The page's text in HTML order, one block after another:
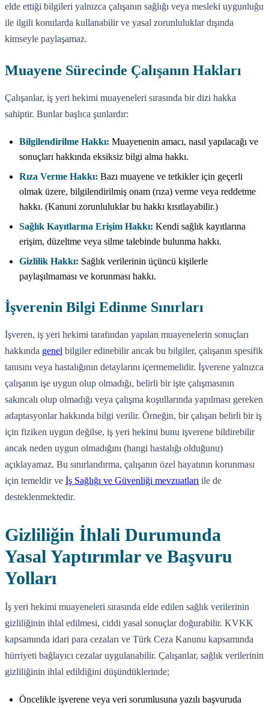
elde ettiği bilgileri yalnızca çalışanın sağlığı veya mesleki uygunluğu
ile ilgili konularda kullanabilir ve yasal zorunluluklar dışında
kimseyle paylaşamaz.
Muayene Sürecinde Çalışanın Hakları
Çalışanlar, iş yeri hekimi muayeneleri sırasında bir dizi hakka
sahiptir. Bunlar başlıca şunlardır:
Bilgilendirilme Hakkı: Muayenenin amacı, nasıl yapılacağı ve
sonuçları hakkında eksiksiz bilgi alma hakkı.
Rıza Verme Hakkı: Bazı muayene ve tetkikler için geçerli
olmak üzere, bilgilendirilmiş onam (rıza) verme veya reddetme
hakkı. (Kanuni zorunluluklar bu hakkı kısıtlayabilir.)
Sağlık Kayıtlarına Erişim Hakkı: Kendi sağlık kayıtlarına
erişim, düzeltme veya silme talebinde bulunma hakkı.
Gizlilik Hakkı: Sağlık verilerinin üçüncü kişilerle
paylaşılmaması ve korunması hakkı.
İşverenin Bilgi Edinme Sınırları
İşveren, iş yeri hekimi tarafından yapılan muayenelerin sonuçları
hakkında genel bilgiler edinebilir ancak bu bilgiler, çalışanın spesifik
tanısını veya hastalığının detaylarını içermemelidir. İşverene yalnızca
çalışanın işe uygun olup olmadığı, belirli bir işte çalışmasının
sakıncalı olup olmadığı veya çalışma koşullarında yapılması gereken
adaptasyonlar hakkında bilgi verilir. Örneğin, bir çalışan belirli bir iş
için fiziken uygun değilse, iş yeri hekimi bunu işverene bildirebilir
ancak neden uygun olmadığını (hangi hastalığı olduğunu)
açıklayamaz. Bu sınırlandırma, çalışanın özel hayatının korunması
için temeldir ve İş Sağlığı ve Güvenliği mevzuatları ile de
desteklenmektedir.
Gizliliğin İhlali Durumunda
Yasal Yaptırımlar ve Başvuru
Yolları
İş yeri hekimi muayeneleri sırasında elde edilen sağlık verilerinin
gizliliğinin ihlal edilmesi, ciddi yasal sonuçlar doğurabilir. KVKK
kapsamında idari para cezaları ve Türk Ceza Kanunu kapsamında
hürriyeti bağlayıcı cezalar uygulanabilir. Çalışanlar, sağlık verilerinin
gizliliğinin ihlal edildiğini düşündüklerinde;
Öncelikle işverene veya veri sorumlusuna yazılı başvuruda